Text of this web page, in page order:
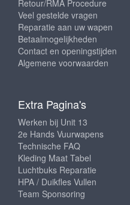
Retour/RMA Procedure
Veel gestelde vragen
Reparatie aan uw wapen
Betaalmogelijkheden
Contact en openingstijden
Algemene voorwaarden
Extra Pagina's
Werken bij Unit 13
2e Hands Vuurwapens
Technische FAQ
Kleding Maat Tabel
Luchtbuks Reparatie
HPA / Duikfles Vullen
Team Sponsoring